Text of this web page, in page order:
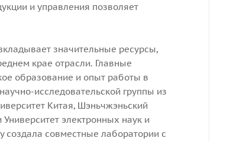
и управления позволяет
значительные ресурсы,
крае отрасли. Главные
образование и опыт работы в
исследовательской группы из
Китая, Шэньчжэньский
Университет электронных наук и
создала совместные лаборатории с